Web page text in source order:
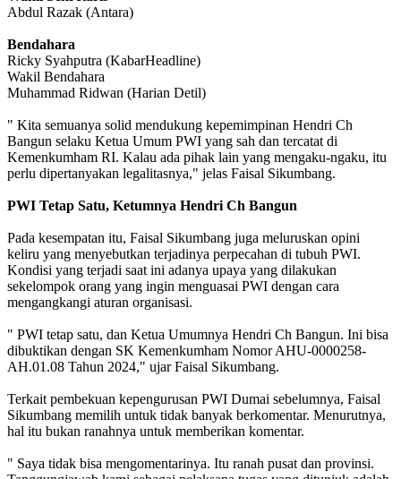
Abdul Razak (Antara)
Bendahara
Ricky Syahputra (KabarHeadline)
Wakil Bendahara
Muhammad Ridwan (Harian Detil)
" Kita semuanya solid mendukung kepemimpinan Hendri Ch
Bangun selaku Ketua Umum PWI yang sah dan tercatat di
Kemenkumham RI. Kalau ada pihak lain yang mengaku-ngaku, itu
perlu dipertanyakan legalitasnya," jelas Faisal Sikumbang.
PWI Tetap Satu, Ketumnya Hendri Ch Bangun
Pada kesempatan itu, Faisal Sikumbang juga meluruskan opini
keliru yang menyebutkan terjadinya perpecahan di tubuh PWI.
Kondisi yang terjadi saat ini adanya upaya yang dilakukan
sekelompok orang yang ingin menguasai PWI dengan cara
mengangkangi aturan organisasi.
" PWI tetap satu, dan Ketua Umumnya Hendri Ch Bangun. Ini bisa
dibuktikan dengan SK Kemenkumham Nomor AHU-0000258-
AH.01.08 Tahun 2024," ujar Faisal Sikumbang.
Terkait pembekuan kepengurusan PWI Dumai sebelumnya, Faisal
Sikumbang memilih untuk tidak banyak berkomentar. Menurutnya,
hal itu bukan ranahnya untuk memberikan komentar.
" Saya tidak bisa mengomentarinya. Itu ranah pusat dan provinsi.